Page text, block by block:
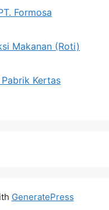
Formosa
Makanan (Roti)
Kertas
GeneratePress